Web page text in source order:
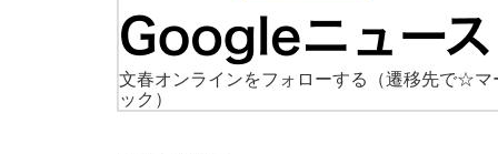
文春オンラインをフォローする
（遷移先で☆マ
ック）